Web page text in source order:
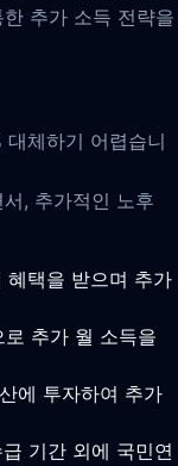
추가 소득 전략을
체하기 어렵습니
, 추가적인 노후
혜택을 받으며 추가
추가 월 소득을
에 투자하여 추가
기간 외에 국민연